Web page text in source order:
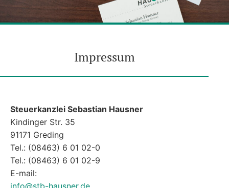
Impressum
Steuerkanzlei Sebastian Hausner
Kindinger Str. 35
91171 Greding
Tel.: (08463) 6 01 02-0
Tel.: (08463) 6 01 02-9
E-mail: